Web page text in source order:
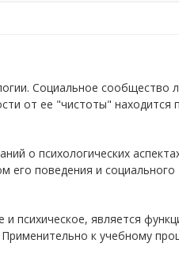
Социальное сообщество
от ее "чистоты" находится
о психологических
его поведения и социального
психическое, является
к учебному